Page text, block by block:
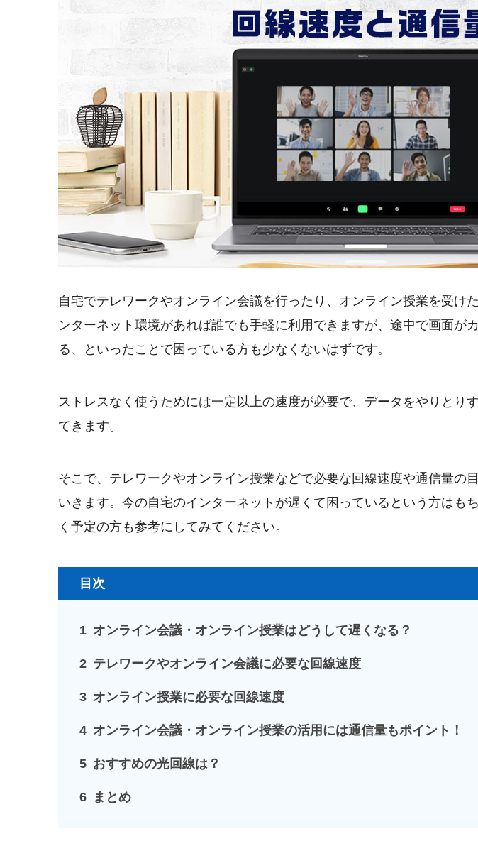
自宅でテレワークやオンライン会議を行ったり、オンライン授業を受け
ンターネット環境があれば誰でも手軽に利用できますが、途中で画面が
る、といったことで困っている方も少なくないはずです。
ストレスなく使うためには一定以上の速度が必要で、データをやりとり
てきます。
そこで、テレワークやオンライン授業などで必要な回線速度や通信量の
いきます。今の自宅のインターネットが遅くて困っているという方はも
く予定の方も参考にしてみてください。
目次
1 オンライン会議・オンライン授業はどうして遅くなる？
2 テレワークやオンライン会議に必要な回線速度
3 オンライン授業に必要な回線速度
4 オンライン会議・オンライン授業の活用には通信量もポイント！
5 おすすめの光回線は？
6 まとめ